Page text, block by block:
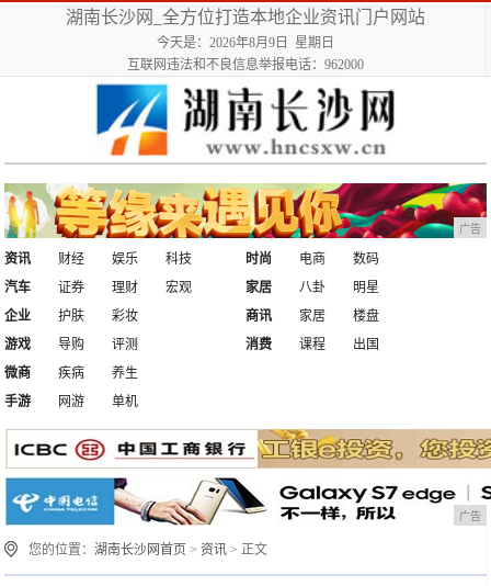
湖南长沙网_全方位打造本地企业资讯门户网站
今天是：2026年8月9日 星期日
互联网违法和不良信息举报电话：962000
广告
资讯 财经 娱乐
科技
汽车
证券 理财 宏观
时尚 电商
数码
家居
八卦
明星
企业
护肤
彩妆
游戏
导购 评测
商讯 家居
楼盘
消费
课程
出国
微商
疾病
养生
手游
网游 单机
广告
您的位置：湖南长沙网首页 >资讯 > 正文